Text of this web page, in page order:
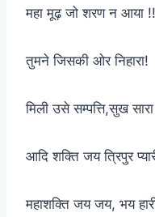
महा मूढ़ जो शरण न आया
तुमने जिसकी ओर निहारा!
मिली उसे सम्पत्ति,सुख
आदि शक्ति जय त्रिपुर
महाशक्ति जय जय, भय